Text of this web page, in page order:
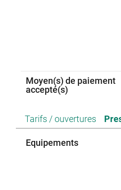
Moyen(s) de paiement
accepté(s)
Tarifs / ouvertures
Equipements